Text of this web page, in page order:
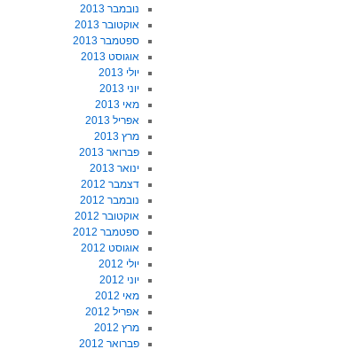
נובמבר 2013
אוקטובר 2013
ספטמבר 2013
אוגוסט 2013
יולי 2013
יוני 2013
מאי 2013
אפריל 2013
מרץ 2013
פברואר 2013
ינואר 2013
דצמבר 2012
נובמבר 2012
אוקטובר 2012
ספטמבר 2012
אוגוסט 2012
יולי 2012
יוני 2012
מאי 2012
אפריל 2012
מרץ 2012
פברואר 2012